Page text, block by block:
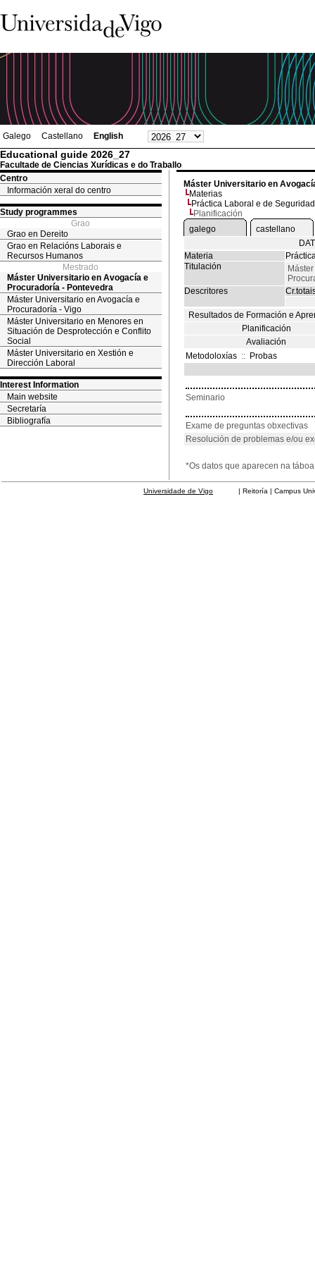
Galego Castellano English
Educational guide 2026_27
Facultade de Ciencias Xurídicas e do Traballo
Centro
Información xeral do centro
Study programmes
Grao
Grao en Dereito
Grao en Relacións Laborais e
Recursos Humanos
Mestrado
Máster Universitario en Avogacía e
Procuradoría - Pontevedra
Máster Universitario en Avogacía e
Procuradoría - Vigo
Máster Universitario en Menores en
Situación de Desprotección e Conflito
Social
Máster Universitario en Xestión e
Dirección Laboral
Interest Information
Main website
Secretaría
Bibliografía
Máster Universitario en
Materias
Práctica Laboral e de
Planificación
galego
castellano
Materia
Titulación
Descritores
Resultados de Formación e
Planificación
Avaliación
Metodoloxías :: Probas
Seminario
Exame de preguntas obxectivas
Resolución de problemas e/ou
*Os datos que aparecen na
Universidade de Vigo | Reitoría | Campus